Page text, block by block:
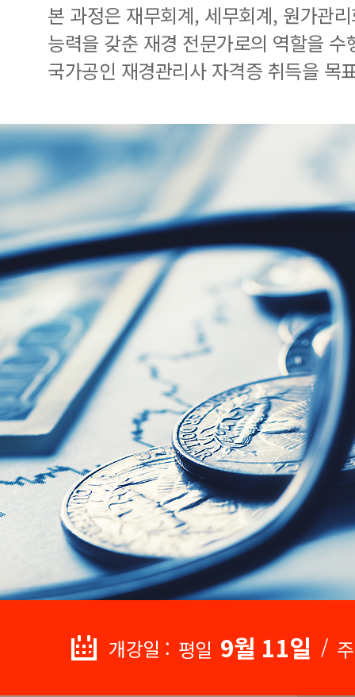
본 과정은 재무회계, 세무회계, 원가관
능력을 갖춘 재경 전문가로의 역할을
국가공인 재경관리사 자격증 취득을 목
개강일 : 평일 9월 11일 /